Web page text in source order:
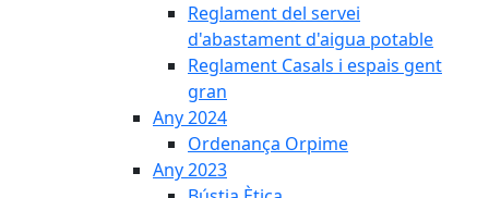
Reglament del servei
d'abastament d'aigua potable
Reglament Casals i espais gent
gran
Any 2024
Ordenança Orpime
Any 2023